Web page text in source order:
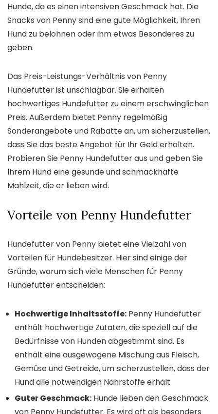
Hunde, da es einen intensiven Geschmack hat. Die
Snacks von Penny sind eine gute Möglichkeit, Ihren
Hund zu belohnen oder ihm etwas Besonderes zu
geben.
Das Preis-Leistungs-Verhältnis von Penny
Hundefutter ist unschlagbar. Sie erhalten
hochwertiges Hundefutter zu einem erschwinglichen
Preis. Außerdem bietet Penny regelmäßig
Sonderangebote und Rabatte an, um sicherzustellen,
dass Sie das beste Angebot für Ihr Geld erhalten.
Probieren Sie Penny Hundefutter aus und geben Sie
Ihrem Hund eine gesunde und schmackhafte
Mahlzeit, die er lieben wird.
Vorteile von Penny Hundefutter
Hundefutter von Penny bietet eine Vielzahl von
Vorteilen für Hundebesitzer. Hier sind einige der
Gründe, warum sich viele Menschen für Penny
Hundefutter entscheiden:
Hochwertige Inhaltsstoffe: Penny Hundefutter
enthält hochwertige Zutaten, die speziell auf die
Bedürfnisse von Hunden abgestimmt sind. Es
enthält eine ausgewogene Mischung aus Fleisch,
Gemüse und Getreide, um sicherzustellen, dass der
Hund alle notwendigen Nährstoffe erhält.
Guter Geschmack: Hunde lieben den Geschmack
von Penny Hundefutter. Es wird oft als besonders